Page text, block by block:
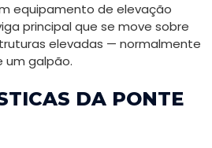
equipamento de elevação
principal que se move sobre
elevadas — normalmente
um galpão.
DA PONTE